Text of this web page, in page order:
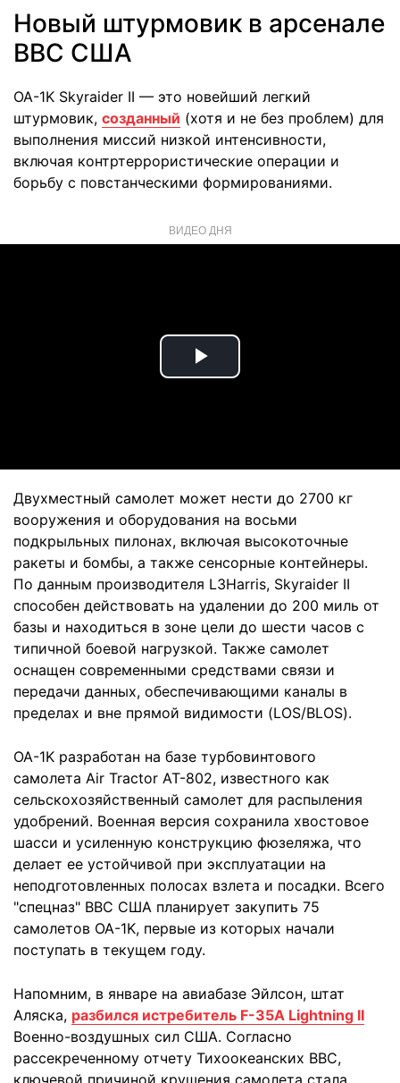
Новый штурмовик в арсенале
ВВС США
OA-1K Skyraider II — это новейший легкий
штурмовик, созданный (хотя и не без проблем) для
выполнения миссий низкой интенсивности,
включая контртеррористические операции и
борьбу с повстанческими формированиями.
ВИДЕО ДНЯ
Play
Двухместный самолет может нести до 2700 кг
вооружения и оборудования на восьми
подкрыльных пилонах, включая высокоточные
ракеты и бомбы, а также сенсорные контейнеры.
По данным производителя L3Harris, Skyraider II
способен действовать на удалении до 200 миль от
базы и находиться в зоне цели до шести часов с
типичной боевой нагрузкой. Также самолет
оснащен современными средствами связи и
передачи данных, обеспечивающими каналы в
пределах и вне прямой видимости (LOS/BLOS).
OA-1K разработан на базе турбовинтового
самолета Air Tractor AT-802, известного как
сельскохозяйственный самолет для распыления
удобрений. Военная версия сохранила хвостовое
шасси и усиленную конструкцию фюзеляжа, что
делает ее устойчивой при эксплуатации на
неподготовленных полосах взлета и посадки. Всего
"спецназ" ВВС США планирует закупить 75
самолетов OA-1K, первые из которых начали
поступать в текущем году.
Напомним, в январе на авиабазе Эйлсон, штат
Аляска, разбился истребитель F-35A Lightning II
Военно-воздушных сил США. Согласно
рассекреченному отчету Тихоокеанских ВВС,
ключевой причиной крушения самолета стала